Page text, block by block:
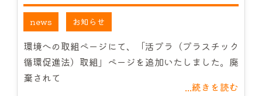
news お知らせ
環境への取組ページにて、「活プラ（プラスチック
循環促進法）取組」ページを追加いたしました。廃
棄されて
...続きを読む